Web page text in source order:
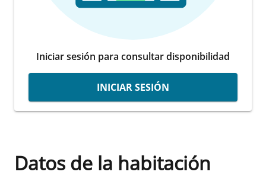
Iniciar sesión para consultar disponibilidad
INICIAR SESIÓN
Datos de la habitación